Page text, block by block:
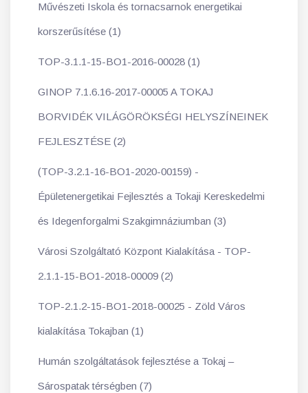
Művészeti Iskola és tornacsarnok energetikai
korszerűsítése (1)
TOP-3.1.1-15-BO1-2016-00028 (1)
GINOP 7.1.6.16-2017-00005 A TOKAJ
BORVIDÉK VILÁGÖRÖKSÉGI HELYSZÍNEINEK
FEJLESZTÉSE (2)
(TOP-3.2.1-16-BO1-2020-00159) -
Épületenergetikai Fejlesztés a Tokaji Kereskedelmi
és Idegenforgalmi Szakgimnáziumban (3)
Városi Szolgáltató Központ Kialakítása - TOP-
2.1.1-15-BO1-2018-00009 (2)
TOP-2.1.2-15-BO1-2018-00025 - Zöld Város
kialakítása Tokajban (1)
Humán szolgáltatások fejlesztése a Tokaj –
Sárospatak térségben (7)